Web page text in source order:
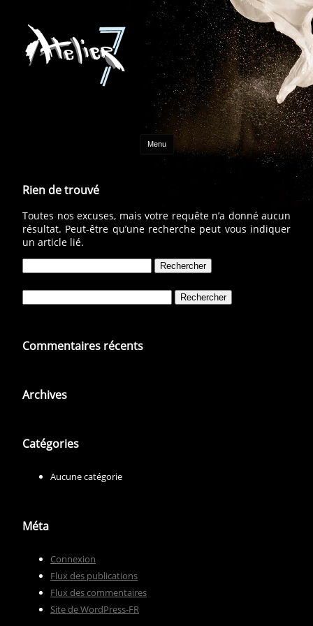
Menu Aller au contenu
Rien de trouvé
Toutes nos excuses, mais votre requête n’a donné aucun
résultat. Peut-être qu’une recherche peut vous indiquer
un article lié.
Commentaires récents
Archives
Catégories
Aucune catégorie
Méta
Connexion
Flux des publications
Flux des commentaires
Site de WordPress-FR